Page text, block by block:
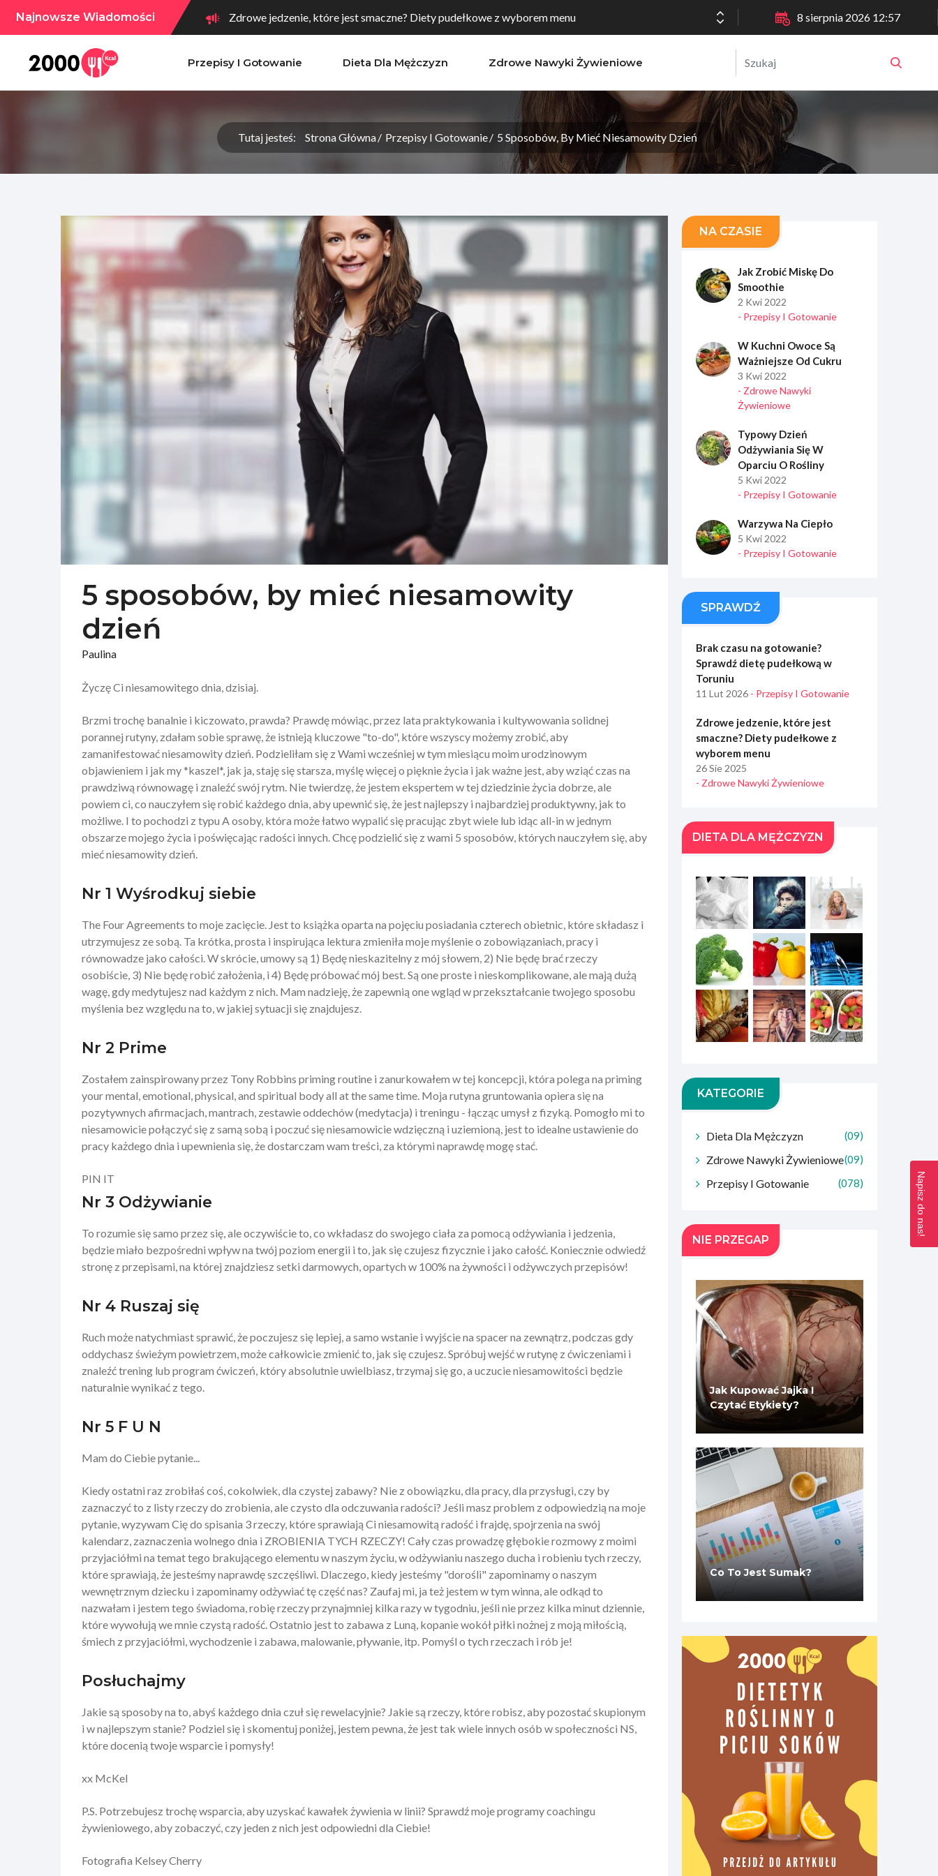
Najnowsze Wiadomości Zdrowe jedzenie, które jest smaczne? Diety pudełkowe z wyborem menu
10 gorzkich potraw, których warto spróbować, aby poprawić...
Brak czasu na gotowanie? Sprawdź dietę pudełkową w Toruniu
8 sierpnia 2026 12:57
Przepisy I Gotowanie Dieta Dla Mężczyzn Zdrowe Nawyki Żywieniowe
Tutaj jesteś: Strona Główna Przepisy I Gotowanie 5 Sposobów, By Mieć Niesamowity Dzień
5 sposobów, by mieć niesamowity
dzień
Paulina
Życzę Ci niesamowitego dnia, dzisiaj.
Brzmi trochę banalnie i kiczowato, prawda? Prawdę mówiąc, przez lata praktykowania i kultywowania solidnej
porannej rutyny, zdałam sobie sprawę, że istnieją kluczowe "to-do", które wszyscy możemy zrobić, aby
zamanifestować niesamowity dzień. Podzieliłam się z Wami wcześniej w tym miesiącu moim urodzinowym
objawieniem i jak my *kaszel*, jak ja, staję się starsza, myślę więcej o pięknie życia i jak ważne jest, aby wziąć czas na
prawdziwą równowagę i znaleźć swój rytm. Nie twierdzę, że jestem ekspertem w tej dziedzinie życia dobrze, ale
powiem ci, co nauczyłem się robić każdego dnia, aby upewnić się, że jest najlepszy i najbardziej produktywny, jak to
możliwe. I to pochodzi z typu A osoby, która może łatwo wypalić się pracując zbyt wiele lub idąc all-in w jednym
obszarze mojego życia i poświęcając radości innych. Chcę podzielić się z wami 5 sposobów, których nauczyłem się, aby
mieć niesamowity dzień.
Nr 1 Wyśrodkuj siebie
The Four Agreements to moje zacięcie. Jest to książka oparta na pojęciu posiadania czterech obietnic, które składasz i
utrzymujesz ze sobą. Ta krótka, prosta i inspirująca lektura zmieniła moje myślenie o zobowiązaniach, pracy i
równowadze jako całości. W skrócie, umowy są 1) Będę nieskazitelny z mój słowem, 2) Nie będę brać rzeczy
osobiście, 3) Nie będę robić założenia, i 4) Będę próbować mój best. Są one proste i nieskomplikowane, ale mają dużą
wagę, gdy medytujesz nad każdym z nich. Mam nadzieję, że zapewnią one wgląd w przekształcanie twojego sposobu
myślenia bez względu na to, w jakiej sytuacji się znajdujesz.
Nr 2 Prime
Zostałem zainspirowany przez Tony Robbins priming routine i zanurkowałem w tej koncepcji, która polega na priming
your mental, emotional, physical, and spiritual body all at the same time. Moja rutyna gruntowania opiera się na
pozytywnych afirmacjach, mantrach, zestawie oddechów (medytacja) i treningu - łącząc umysł z fizyką. Pomogło mi to
niesamowicie połączyć się z samą sobą i poczuć się niesamowicie wdzięczną i uziemioną, jest to idealne ustawienie do
pracy każdego dnia i upewnienia się, że dostarczam wam treści, za którymi naprawdę mogę stać.
PIN IT
Nr 3 Odżywianie
To rozumie się samo przez się, ale oczywiście to, co wkładasz do swojego ciała za pomocą odżywiania i jedzenia,
będzie miało bezpośredni wpływ na twój poziom energii i to, jak się czujesz fizycznie i jako całość. Koniecznie odwiedź
stronę z przepisami, na której znajdziesz setki darmowych, opartych w 100% na żywności i odżywczych przepisów!
Nr 4 Ruszaj się
Ruch może natychmiast sprawić, że poczujesz się lepiej, a samo wstanie i wyjście na spacer na zewnątrz, podczas gdy
oddychasz świeżym powietrzem, może całkowicie zmienić to, jak się czujesz. Spróbuj wejść w rutynę z ćwiczeniami i
znaleźć trening lub program ćwiczeń, który absolutnie uwielbiasz, trzymaj się go, a uczucie niesamowitości będzie
naturalnie wynikać z tego.
Nr 5 F U N
Mam do Ciebie pytanie...
Kiedy ostatni raz zrobiłaś coś, cokolwiek, dla czystej zabawy? Nie z obowiązku, dla pracy, dla przysługi, czy by
zaznaczyć to z listy rzeczy do zrobienia, ale czysto dla odczuwania radości? Jeśli masz problem z odpowiedzią na moje
pytanie, wyzywam Cię do spisania 3 rzeczy, które sprawiają Ci niesamowitą radość i frajdę, spojrzenia na swój
kalendarz, zaznaczenia wolnego dnia i ZROBIENIA TYCH RZECZY! Cały czas prowadzę głębokie rozmowy z moimi
przyjaciółmi na temat tego brakującego elementu w naszym życiu, w odżywianiu naszego ducha i robieniu tych rzeczy,
które sprawiają, że jesteśmy naprawdę szczęśliwi. Dlaczego, kiedy jesteśmy "dorośli" zapominamy o naszym
wewnętrznym dziecku i zapominamy odżywiać tę część nas? Zaufaj mi, ja też jestem w tym winna, ale odkąd to
nazwałam i jestem tego świadoma, robię rzeczy przynajmniej kilka razy w tygodniu, jeśli nie przez kilka minut dziennie,
które wywołują we mnie czystą radość. Ostatnio jest to zabawa z Luną, kopanie wokół piłki nożnej z moją miłością,
śmiech z przyjaciółmi, wychodzenie i zabawa, malowanie, pływanie, itp. Pomyśl o tych rzeczach i rób je!
Posłuchajmy
Jakie są sposoby na to, abyś każdego dnia czuł się rewelacyjnie? Jakie są rzeczy, które robisz, aby pozostać skupionym
i w najlepszym stanie? Podziel się i skomentuj poniżej, jestem pewna, że jest tak wiele innych osób w społeczności NS,
które docenią twoje wsparcie i pomysły!
xx McKel
P.S. Potrzebujesz trochę wsparcia, aby uzyskać kawałek żywienia w linii? Sprawdź moje programy coachingu
żywieniowego, aby zobaczyć, czy jeden z nich jest odpowiedni dla Ciebie!
Fotografia Kelsey Cherry
NA CZASIE
Jak Zrobić Miskę Do
Smoothie
2 Kwi 2022
- Przepisy I Gotowanie
W Kuchni Owoce Są
Ważniejsze Od Cukru
3 Kwi 2022
- Zdrowe Nawyki
Żywieniowe
Typowy Dzień
Odżywiania Się W
Oparciu O Rośliny
5 Kwi 2022
- Przepisy I Gotowanie
Warzywa Na Ciepło
5 Kwi 2022
- Przepisy I Gotowanie
SPRAWDŹ
Brak czasu na gotowanie?
Sprawdź dietę pudełkową w
Toruniu
11 Lut 2026 - Przepisy I Gotowanie
Zdrowe jedzenie, które jest
smaczne? Diety pudełkowe z
wyborem menu
26 Sie 2025
- Zdrowe Nawyki Żywieniowe
DIETA DLA MĘŻCZYZN
KATEGORIE
Dieta Dla Mężczyzn (09)
Zdrowe Nawyki Żywieniowe(09)
Przepisy I Gotowanie (078)
NIE PRZEGAP
Jak Kupować Jajka I
Czytać Etykiety?
Co To Jest Sumak?
Napisz do nas!